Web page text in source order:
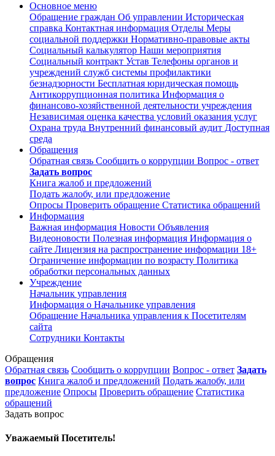
Основное меню
Обращение граждан Об управлении Историческая
справка Контактная информация Отделы Меры
социальной поддержки Нормативно-правовые акты
Социальный калькулятор Наши мероприятия
Социальный контракт Устав Телефоны органов и
учреждений служб системы профилактики
безнадзорности Бесплатная юридическая помощь
Антикоррупционная политика Информация о
финансово-хозяйственной деятельности учреждения
Независимая оценка качества условий оказания услуг
Охрана труда Внутренний финансовый аудит Доступная
среда
Обращения
Обратная связь Сообщить о коррупции Вопрос - ответ
Задать вопрос
Книга жалоб и предложений
Подать жалобу, или предложение
Опросы Проверить обращение Статистика обращений
Информация
Важная информация Новости Объявления
Видеоновости Полезная информация Информация о
сайте Лицензия на распространение информации 18+
Ограничение информации по возрасту Политика
обработки персональных данных
Учреждение
Начальник управления
Информация о Начальнике управления
Обращение Начальника управления к Посетителям
сайта
Сотрудники Контакты
Обращения
Обратная связь Сообщить о коррупции Вопрос - ответ Задать
вопрос Книга жалоб и предложений Подать жалобу, или
предложение Опросы Проверить обращение Статистика
обращений
Задать вопрос
Уважаемый Посетитель!